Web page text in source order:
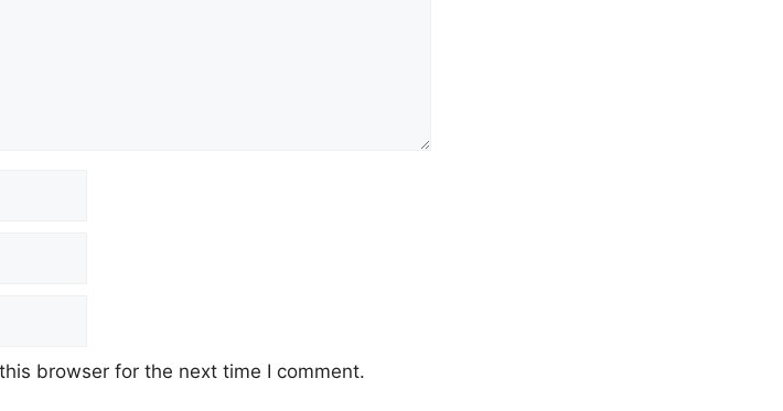
browser for the next time I comment.